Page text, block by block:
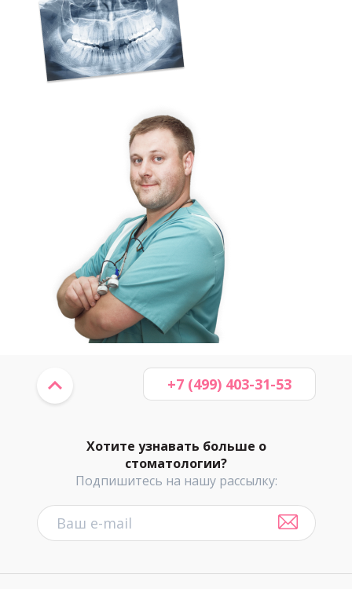
Хотите узнавать больше о
стоматологии?
Подпишитесь на нашу рассылку:
+7 (499) 403-31-53